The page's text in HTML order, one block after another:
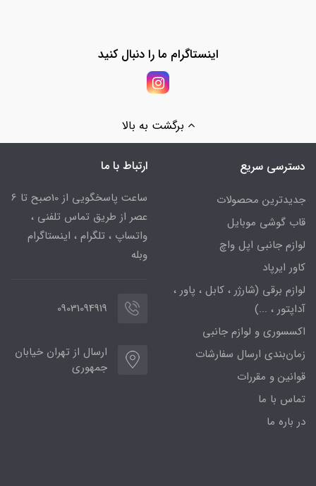
اینستاگرام ما را دنبال کنید
برگشت به بالا
دسترسی سریع
جدیدترین محصولات
قاب گوشی موبایل
لوازم جانبی اپل واچ
کاور ایرپاد
لوازم برقی (شارژر ، کابل ، پاور ،
آداپتور ، ...)
اکسسوری و لوازم جانبی
زمان‌بندی ارسال سفارشات
قوانین و مقررات
تماس با ما
در باره ما
ارتباط با ما
ساعت پاسخگویی از 10صبح تا 6
عصر از طریق تماس تلفنی ،
واتساپ ، تلگرام ، اینستاگرام
وبله
09031094919
ارسال از تهران خیابان
جمهوری